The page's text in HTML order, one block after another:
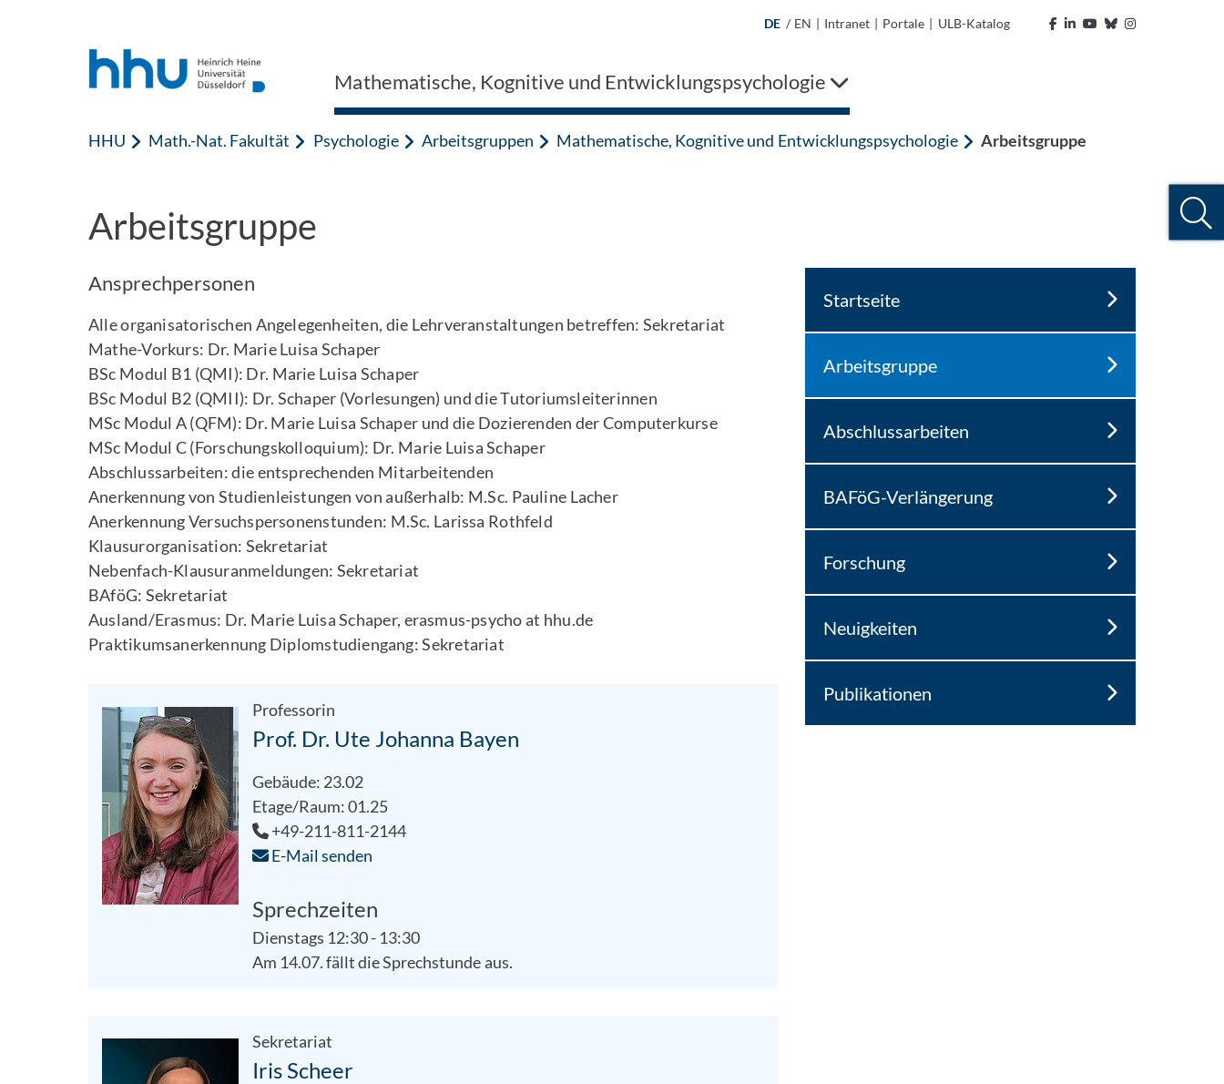
DE / EN | Intranet | Portale | ULB-Katalog
Mathematische, Kognitive und Entwicklungspsychologie
HHU Math.-Nat. Fakultät Psychologie Arbeitsgruppen Mathematische, Kognitive und Entwicklungspsychologie Arbeitsgruppe
Arbeitsgruppe
Ansprechpersonen
Alle organisatorischen Angelegenheiten, die Lehrveranstaltungen betreffen: Sekretariat
Mathe-Vorkurs: Dr. Marie Luisa Schaper
BSc Modul B1 (QMI): Dr. Marie Luisa Schaper
BSc Modul B2 (QMII): Dr. Schaper (Vorlesungen) und die Tutoriumsleiterinnen
MSc Modul A (QFM): Dr. Marie Luisa Schaper und die Dozierenden der Computerkurse
MSc Modul C (Forschungskolloquium): Dr. Marie Luisa Schaper
Abschlussarbeiten: die entsprechenden Mitarbeitenden
Anerkennung von Studienleistungen von außerhalb: M.Sc. Pauline Lacher
Anerkennung Versuchspersonenstunden: M.Sc. Larissa Rothfeld
Klausurorganisation: Sekretariat
Nebenfach-Klausuranmeldungen: Sekretariat
BAföG: Sekretariat
Ausland/Erasmus: Dr. Marie Luisa Schaper, erasmus-psycho at hhu.de
Praktikumsanerkennung Diplomstudiengang: Sekretariat
Professorin
Prof. Dr. Ute Johanna Bayen
Gebäude: 23.02
Etage/Raum: 01.25
+49-211-811-2144
E-Mail senden
Sprechzeiten
Dienstags 12:30 - 13:30
Am 14.07. fällt die Sprechstunde aus.
Sekretariat
Iris Scheer
Startseite
Arbeitsgruppe
Abschlussarbeiten
BAFöG-Verlängerung
Forschung
Neuigkeiten
Publikationen